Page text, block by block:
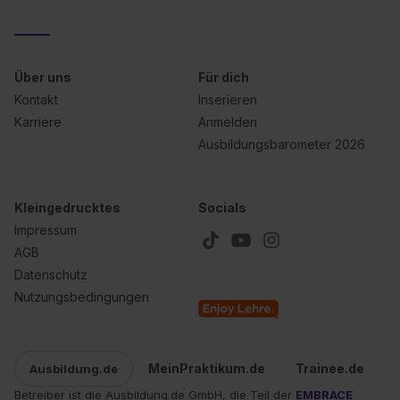
zeigen“. Weitere Informationen:
Datenschutzerklärung
Impressum
Über uns
Kontakt
Karriere
Für dich
Inserieren
Anmelden
Ausbildungsbarometer 2026
Kleingedrucktes
Impressum
AGB
Datenschutz
Nutzungsbedingungen
Socials
Ausbildung.de MeinPraktikum.de Trainee.de
Betreiber ist die Ausbildung.de GmbH, die Teil der EMBRACE